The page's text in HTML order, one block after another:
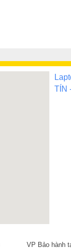
hiệu ứng
2 nhân 4
biệt là
TÍN
VP Bảo hành